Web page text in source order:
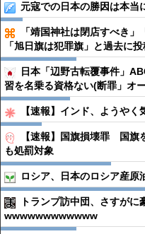
元寇での日本の勝因は本当
「靖国神社は閉店すべき
「旭日旗は犯罪旗」と過去に
日本「辺野古転覆事件」
習を名乗る資格ない(断罪」オ
【速報】インド、ようや
【速報】国旗損壊罪 国旗
も処罰対象
ロシア、日本のロシア産原
トランプ訪中団、さすがに
wwwwwwwwwwww